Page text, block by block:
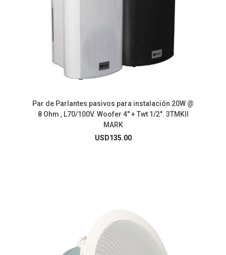
Par de Parlantes pasivos para instalación 20W @
8 Ohm , L70/100V. Woofer 4″ + Twt 1/2″. 3TMKII
MARK
USD135.00